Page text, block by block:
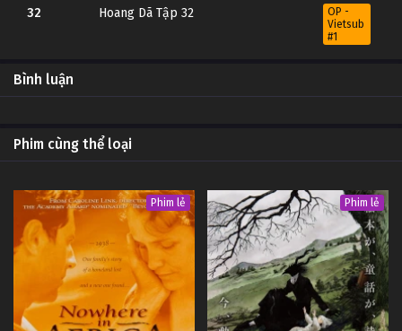
32 Hoang Dã Tập 32
OP -
Vietsub
#1
31
#1
Hoang Dã Tập 30
29 Hoang Dã Tập 29
OP -
Vietsub
#1
28 Hoang Dã Tập 28
OP -
Vietsub
#1
27 Hoang Dã Tập 27
OP -
Vietsub
Bình luận
Phim cùng thể loại
Phim lẻ Phim lẻ